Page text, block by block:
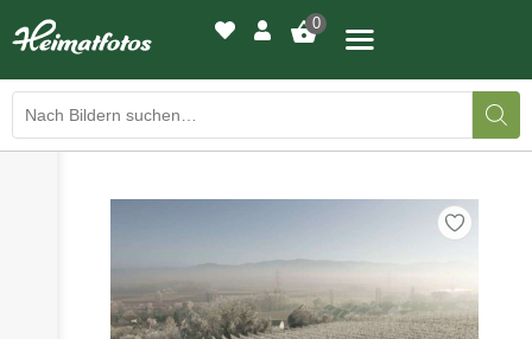
0
BILDERGALERIE
LED-LEUCHTBILDER